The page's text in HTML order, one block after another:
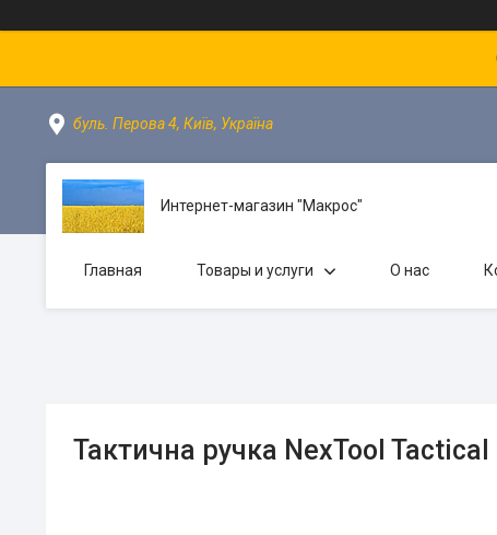
буль. Перова 4, Київ, Україна
Интернет-магазин "Макрос"
Главная Товары и услуги О нас
Тактична ручка NexTool Tactical